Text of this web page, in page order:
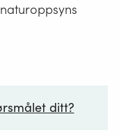
ditt?